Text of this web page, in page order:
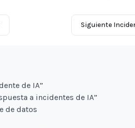
Siguiente
de IA”
a incidentes de IA”
de datos